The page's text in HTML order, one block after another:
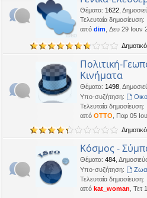
Oropion Τρί 17 Μαρ 2026, 07:43
Καλησπερα
panta•Δευ 16 Μαρ 2026, 03:18
Έκανε Like σε αυτό το μήνυμα
OTTO έγραψε:↑
Καλώστονε. Είναι υπό κατοχή
Δευ 16 Φεβ 2026, 18:20
Δευ 16 Φεβ 2026, 02:33
Γεια χαρά. καλέ, πού πήγαν οι
BlueAngel Πέμ 29 Ιαν 2026, 22:08
likes this message
Θέματα: 1622
Τελευταία δημοσίευση:
από dim , Δευ 29 Ιουν
Πολιτική-
Κινήματα
Θέματα: 1498
Υπο-συζήτηση:
Τελευταία δημοσίευση:
από OTTO , Παρ 05
Κόσμος -
Θέματα: 484
Υπο-συζήτηση:
Τελευταία δημοσίευση:
από kat_woman ,